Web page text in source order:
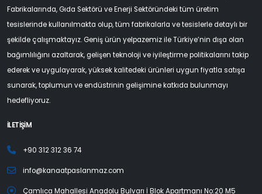
Fabrikalarında, Gıda Sektörü ve Enerji Sektöründeki tüm üretim
tesislerinde kullanılmakta olup, tüm fabrikalarla ve tesislerle detaylı bir
şekilde çalışmaktayız. Geniş ürün yelpazemiz ile Türkiye’nin dışa olan
bağımlılığını azaltarak, gelişen teknoloji ve iyileştirme politikalarını takip
ederek ve uygulayarak, yüksek kalitedeki ürünleri uygun fiyatla satışa
sunarak, toplumun ve endüstrinin gelişimine katkıda bulunmayı
hedefliyoruz.
İLETİŞİM
+90 312 312 36 74
info@kanaatpaslanmaz.com
Çamlıca Mahallesi Anadolu Bulvarı İ Blok Apartmanı No:20 M5